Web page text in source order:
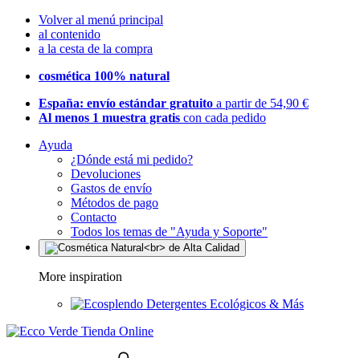
Volver al menú principal
al contenido
a la cesta de la compra
cosmética 100% natural
España: envío estándar gratuito a partir de 54,90 €
Al menos 1 muestra gratis con cada pedido
Ayuda
¿Dónde está mi pedido?
Devoluciones
Gastos de envío
Métodos de pago
Contacto
Todos los temas de "Ayuda y Soporte"
More inspiration
Detergentes Ecológicos & Más